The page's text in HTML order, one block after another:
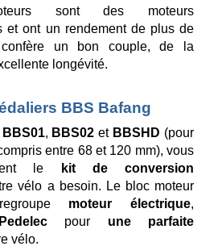
sont des moteurs
et ont un rendement de plus de
un bon couple, de la
longévité.
BBS Bafang
BBS01, BBS02 et BBSHD (pour
entre 68 et 120 mm), vous
le
kit de conversion
vélo a besoin. Le bloc moteur
moteur électrique,
Pedelecpour
une parfaite
vélo.